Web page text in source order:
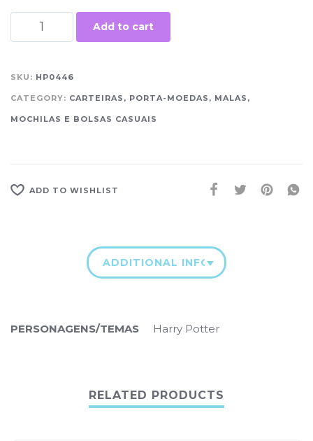
Add to cart
SKU: HP0446
CATEGORY: CARTEIRAS, PORTA-MOEDAS, MALAS,
MOCHILAS E BOLSAS CASUAIS
ADD TO WISHLIST
ADDITIONAL INFORMATION
PERSONAGENS/TEMAS Harry Potter
RELATED PRODUCTS